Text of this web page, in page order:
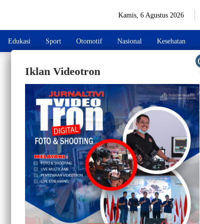
Kamis, 6 Agustus 2026
Edukasi Sport Otomotif Nasional Kesehatan
Iklan Videotron